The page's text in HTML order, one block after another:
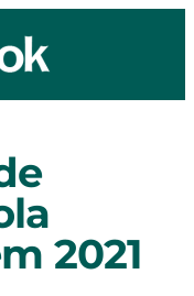
2021